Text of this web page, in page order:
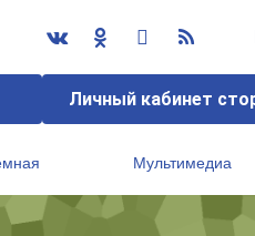
Личный кабинет
Мультимедиа